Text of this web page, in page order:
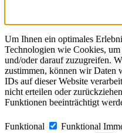
Um Ihnen ein optimales
Technologien wie Cookies,
und/oder darauf zuzugreifen.
zustimmen, können wir Daten
IDs auf dieser Website
nicht erteilen oder
Funktionen beeinträchtigt
Funktional Funktional